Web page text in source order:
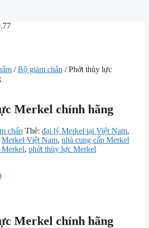
/Bộ giảm chấn / Phớt thủy lực
Merkel chính hãng
chấn Thẻ: đại lý Merkel tại Việt Nam,
Merkel Việt Nam, nhà cung cấp Merkel
Merkel, phớt thủy lực Merkel
Merkel chính hãng